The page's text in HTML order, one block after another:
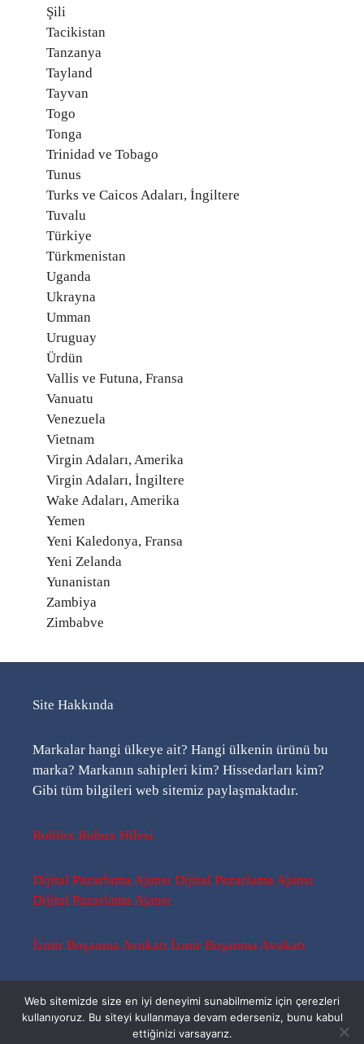
Şili
Tacikistan
Tanzanya
Tayland
Tayvan
Togo
Tonga
Trinidad ve Tobago
Tunus
Turks ve Caicos Adaları, İngiltere
Tuvalu
Türkiye
Türkmenistan
Uganda
Ukrayna
Umman
Uruguay
Ürdün
Vallis ve Futuna, Fransa
Vanuatu
Venezuela
Vietnam
Virgin Adaları, Amerika
Virgin Adaları, İngiltere
Wake Adaları, Amerika
Yemen
Yeni Kaledonya, Fransa
Yeni Zelanda
Yunanistan
Zambiya
Zimbabve
Site Hakkında
Markalar hangi ülkeye ait? Hangi ülkenin ürünü bu
marka? Markanın sahipleri kim? Hissedarları kim?
Gibi tüm bilgileri web sitemiz paylaşmaktadır.
Roblox Robux Hilesi
Dijital Pazarlama Ajansı Dijital Pazarlama Ajansı
Dijital Pazarlama Ajansı
İzmir Boşanma Avukatı İzmir Boşanma Avukatı
Web sitemizde size en iyi deneyimi sunabilmemiz için çerezleri
kullanıyoruz. Bu siteyi kullanmaya devam ederseniz, bunu kabul
ettiğinizi varsayarız.